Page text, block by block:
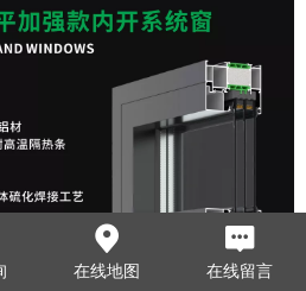
在线地图 在线留言